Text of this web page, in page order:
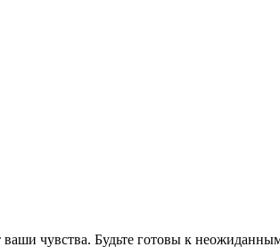
чувства. Будьте готовы к